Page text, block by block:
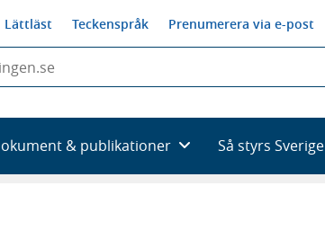
Lättläst Teckenspråk Prenumerera via e-post
& publikationer Så styrs Sverige